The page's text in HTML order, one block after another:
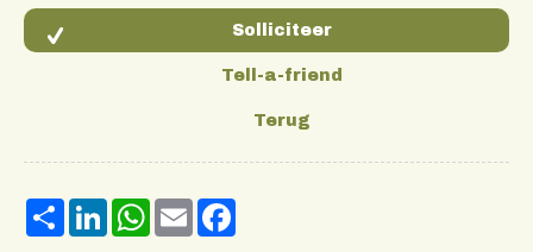
Share LinkedInWhatsApp
Email